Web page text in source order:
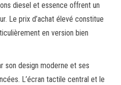
diesel et essence offrent un
Le prix d’achat élevé constitue
en version bien
son design moderne et ses
L’écran tactile central et le